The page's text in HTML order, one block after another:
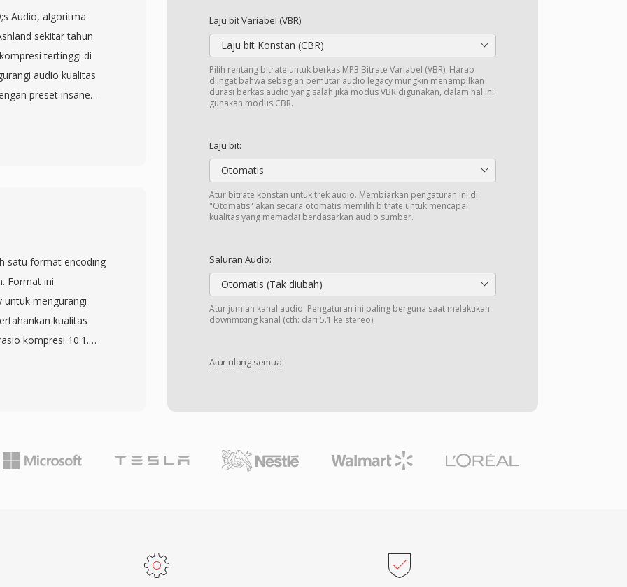
Laju bit Variabel (VBR):
Laju bit Konstan (CBR)
Pilih rentang bitrate untuk berkas MP3 Bitrate Variabel (VBR). Harap
diingat bahwa sebagian pemutar audio legacy mungkin menampilkan
durasi berkas audio yang salah jika modus VBR digunakan, dalam hal ini
gunakan modus CBR.
Laju bit:
Otomatis
Atur bitrate konstan untuk trek audio. Membiarkan pengaturan ini di
"Otomatis" akan secara otomatis memilih bitrate untuk mencapai
kualitas yang memadai berdasarkan audio sumber.
Saluran Audio:
Otomatis (Tak diubah)
Atur jumlah kanal audio. Pengaturan ini paling berguna saat melakukan
downmixing kanal (cth: dari 5.1 ke stereo).
Atur ulang semua
Audio, algoritma
sekitar tahun
tertinggi di
audio kualitas
preset insane
Setiap bit
yang menonjol
FLAC atau
tagging yang kuat
album, lirik, dan
platform
perangkat
yang
satu format encoding
Format ini
untuk mengurangi
kualitas
kompresi 10:1.
sama dengan
Kompresi yang
dan ukuran file yang
di hampir
perangkat portabel.